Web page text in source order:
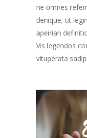
ne omnes
denique, ut
apeirian
Vis legendos
vituperata